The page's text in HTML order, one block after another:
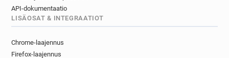
API-dokumentaatio
LISÄOSAT & INTEGRAATIOT
Chrome-laajennus
Firefox-laajennus